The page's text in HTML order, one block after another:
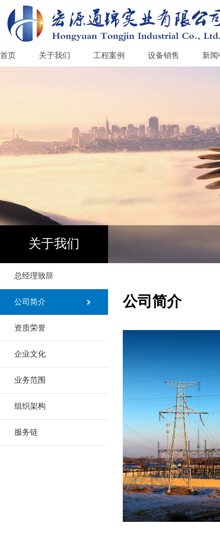
首页 关于我们 工程案例 设备销售 新闻
关于我们
总经理致辞
公司简介
资质荣誉
企业文化
业务范围
组织架构
服务链
公司简介